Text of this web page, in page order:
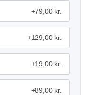
+79,00 kr.
+129,00 kr.
+19,00 kr.
+89,00 kr.